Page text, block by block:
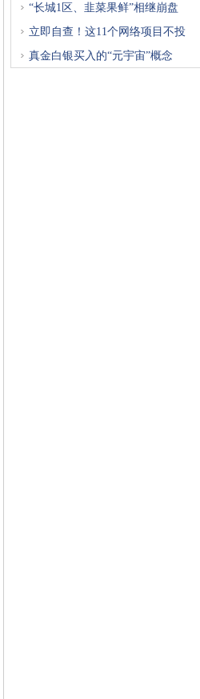
“长城1区、韭菜果鲜”相继崩盘
立即自查！这11个网络项目不投
真金白银买入的“元宇宙”概念